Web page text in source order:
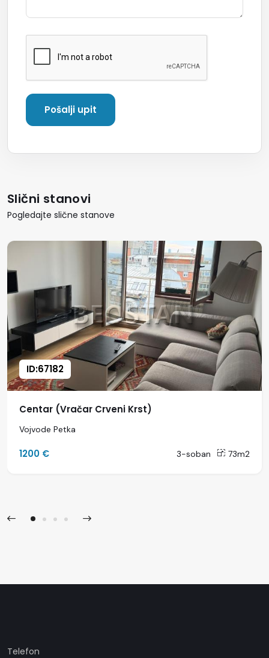
Slični stanovi
Pogledajte slične stanove
ID:67182
Centar (Vračar Crveni Krst)
Vojvode Petka
1200 € 3-soban 73m2
Telefon